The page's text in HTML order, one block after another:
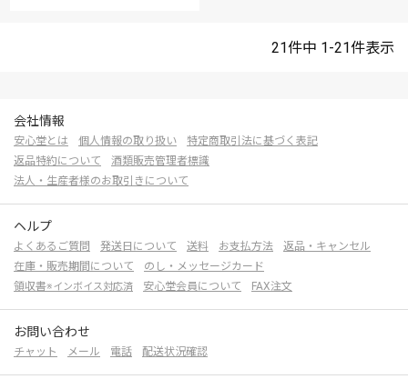
21件中 1-21件表示
会社情報
安心堂とは 個人情報の取り扱い
特定商取引法に基づく表記
返品特約について
酒類販売管理者標識
法人・生産者様のお取引きについて
ヘルプ
よくあるご質問 発送日について 送料 お支払方法
返品・キャンセル
在庫・販売期間について
のし・メッセージカード
領収書※インボイス対応済 安心堂会員について FAX注文
お問い合わせ
チャット メール 電話 配送状況確認